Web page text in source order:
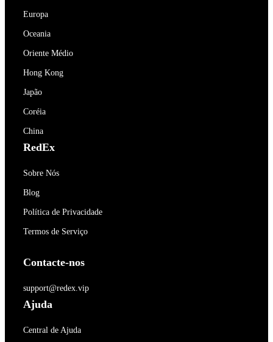
Europa
Oceania
Oriente Médio
Hong Kong
Japão
Coréia
China
RedEx
Sobre Nós
Blog
Política de Privacidade
Termos de Serviço
Contacte-nos
support@redex.vip
Ajuda
Central de Ajuda